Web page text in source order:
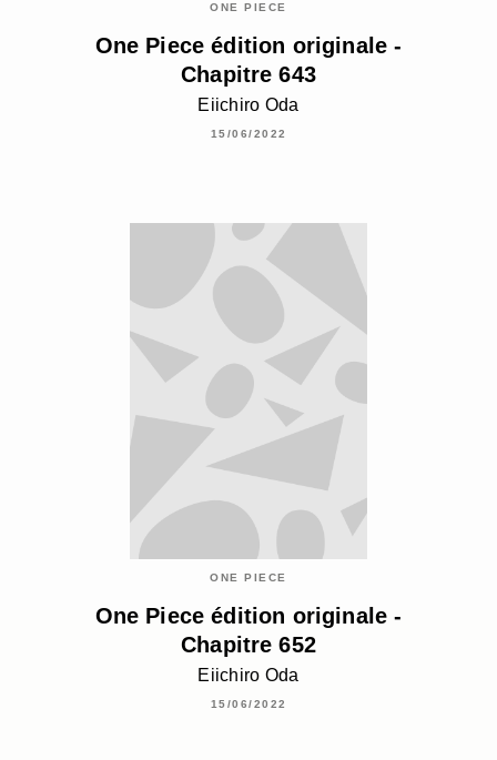
ONE PIECE
One Piece édition originale -
Chapitre 643
Eiichiro Oda
15/06/2022
ONE PIECE
One Piece édition originale -
Chapitre 652
Eiichiro Oda
15/06/2022